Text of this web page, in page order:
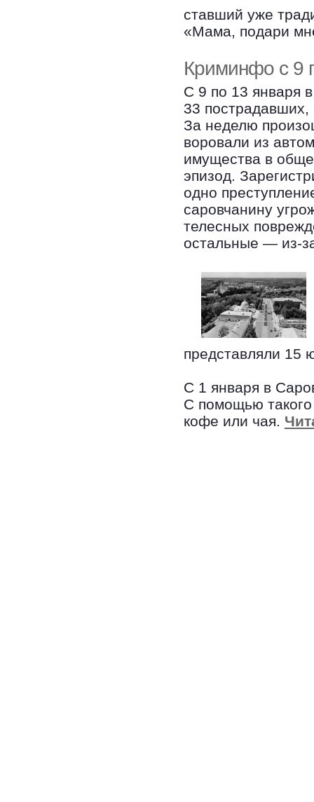
ставший уже
«Мама, подари
Криминфо с 9
С 9 по 13 января
33
За неделю
воровали из
имущества в
эпизод.
одно
саровчанину
телесных
остальные — из-
представляли 15
С 1 января в
С помощью
кофе или чая.